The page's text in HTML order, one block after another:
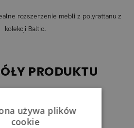
rozszerzenie mebli z polyrattanu z
kolekcji Baltic.
PRODUKTU
używa plików
cookie